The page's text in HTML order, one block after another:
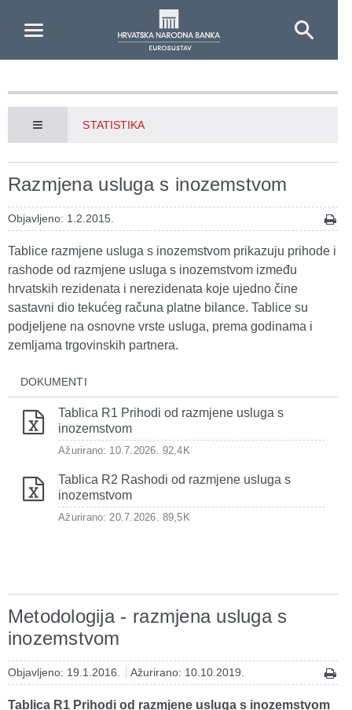
STATISTIKA
Razmjena usluga s inozemstvom
Objavljeno: 1.2.2015.
Tablice razmjene usluga s inozemstvom prikazuju prihode i
rashode od razmjene usluga s inozemstvom između
hrvatskih rezidenata i nerezidenata koje ujedno čine
sastavni dio tekućeg računa platne bilance. Tablice su
podjeljene na osnovne vrste usluga, prema godinama i
zemljama trgovinskih partnera.
DOKUMENTI
Tablica R1 Prihodi od razmjene usluga s
inozemstvom
Ažurirano: 10.7.2026. 92,4K
Tablica R2 Rashodi od razmjene usluga s
inozemstvom
Ažurirano: 20.7.2026. 89,5K
Metodologija - razmjena usluga s
inozemstvom
Objavljeno: 19.1.2016. Ažurirano: 10.10.2019.
Tablica R1 Prihodi od razmjene usluga s inozemstvom